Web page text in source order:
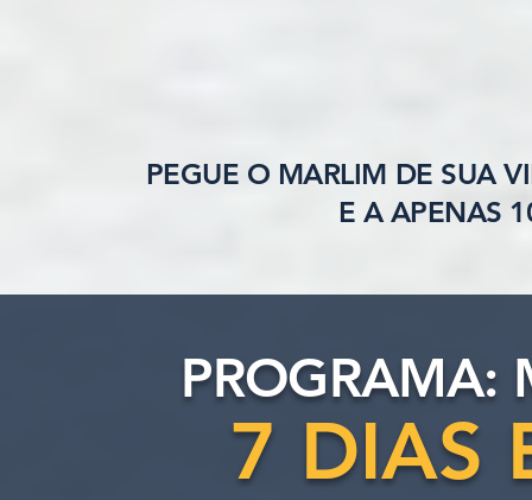
PEGUE O MARLIM DE SUA
E A APENAS
PROGRAMA:
7 DIAS